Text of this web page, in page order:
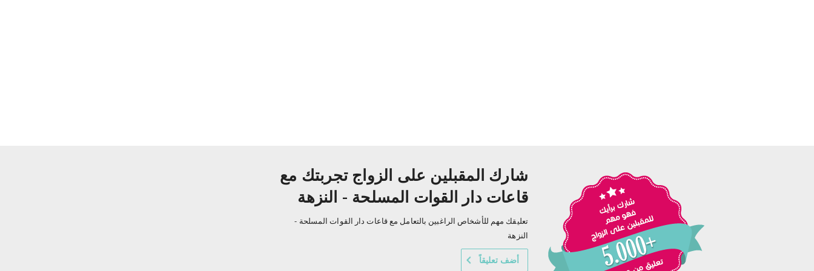
شارك المقبلين على الزواج تجربتك مع
قاعات دار القوات المسلحة - النزهة
تعليقك مهم للأشخاص الراغبين بالتعامل مع قاعات دار القوات المسلحة -
النزهة
أضف تعليقاً